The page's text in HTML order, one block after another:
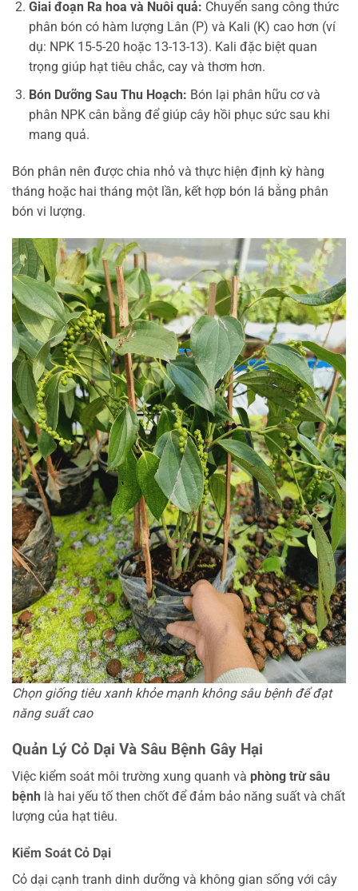
Giai đoạn Ra hoa và Nuôi quả: Chuyển sang công thức
phân bón có hàm lượng Lân (P) và Kali (K) cao hơn (ví
dụ: NPK 15-5-20 hoặc 13-13-13). Kali đặc biệt quan
trọng giúp hạt tiêu chắc, cay và thơm hơn.
Bón Dưỡng Sau Thu Hoạch: Bón lại phân hữu cơ và
phân NPK cân bằng để giúp cây hồi phục sức sau khi
mang quả.
Bón phân nên được chia nhỏ và thực hiện định kỳ hàng
tháng hoặc hai tháng một lần, kết hợp bón lá bằng phân
bón vi lượng.
Chọn giống tiêu xanh khỏe mạnh không sâu bệnh để đạt
năng suất cao
Quản Lý Cỏ Dại Và Sâu Bệnh Gây Hại
Việc kiểm soát môi trường xung quanh và phòng trừ sâu
bệnh là hai yếu tố then chốt để đảm bảo năng suất và chất
lượng của hạt tiêu.
Kiểm Soát Cỏ Dại
Cỏ dại cạnh tranh dinh dưỡng và không gian sống với cây